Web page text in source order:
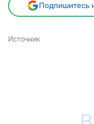
Подпишитесь
Источник